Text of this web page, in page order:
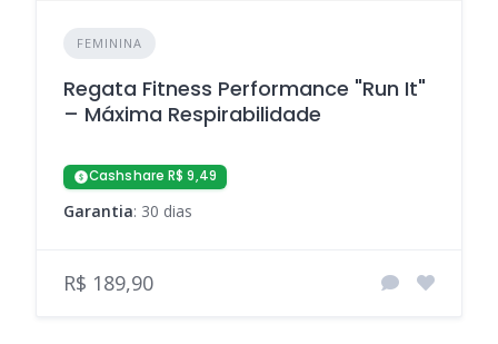
FEMININA
Regata Fitness Performance "Run It"
– Máxima Respirabilidade
Cashshare R$ 9,49
Garantia: 30 dias
R$ 189,90